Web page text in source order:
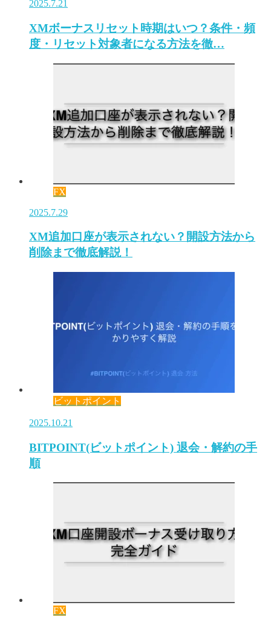
2025.7.21
XMボーナスリセット時期はいつ？条件・頻
度・リセット対象者になる方法を徹…
FX
2025.7.29
XM追加口座が表示されない？開設方法から
削除まで徹底解説！
ビットポイント
2025.10.21
BITPOINT(ビットポイント) 退会・解約の手
順
FX